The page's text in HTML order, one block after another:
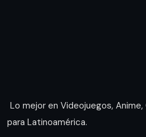
Lo mejor en Videojuegos,
para Latinoamérica.